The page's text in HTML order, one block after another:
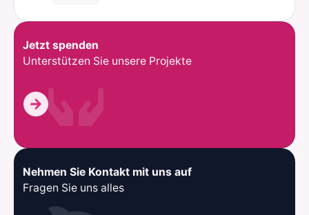
Jetzt spenden
Unterstützen Sie unsere Projekte
Nehmen Sie Kontakt mit uns auf
Fragen Sie uns alles